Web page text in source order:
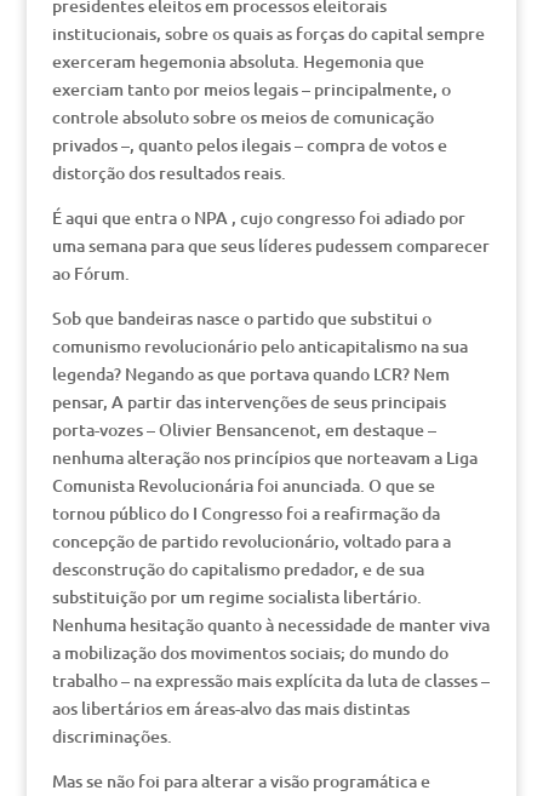
presidentes eleitos em processos eleitorais
institucionais, sobre os quais as forças do capital sempre
exerceram hegemonia absoluta. Hegemonia que
exerciam tanto por meios legais – principalmente, o
controle absoluto sobre os meios de comunicação
privados –, quanto pelos ilegais – compra de votos e
distorção dos resultados reais.
É aqui que entra o NPA , cujo congresso foi adiado por
uma semana para que seus líderes pudessem comparecer
ao Fórum.
Sob que bandeiras nasce o partido que substitui o
comunismo revolucionário pelo anticapitalismo na sua
legenda? Negando as que portava quando LCR? Nem
pensar, A partir das intervenções de seus principais
porta-vozes – Olivier Bensancenot, em destaque –
nenhuma alteração nos princípios que norteavam a Liga
Comunista Revolucionária foi anunciada. O que se
tornou público do I Congresso foi a reafirmação da
concepção de partido revolucionário, voltado para a
desconstrução do capitalismo predador, e de sua
substituição por um regime socialista libertário.
Nenhuma hesitação quanto à necessidade de manter viva
a mobilização dos movimentos sociais; do mundo do
trabalho – na expressão mais explícita da luta de classes –
aos libertários em áreas-alvo das mais distintas
discriminações.
Mas se não foi para alterar a visão programática e